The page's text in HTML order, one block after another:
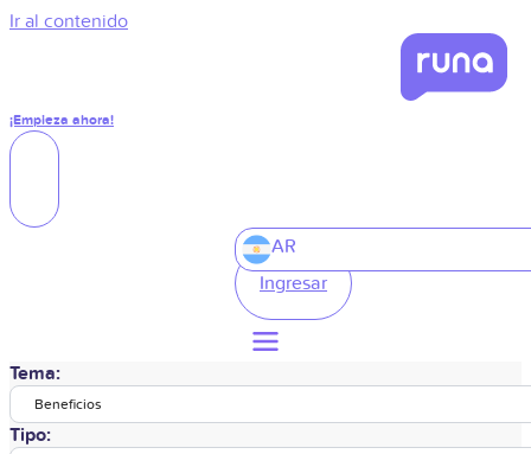
Ir al contenido
¡Empieza ahora!
AR
Ingresar
Tema:
Beneficios
Tipo: